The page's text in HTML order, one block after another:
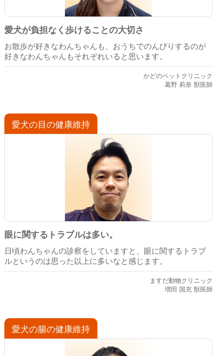
愛犬が負担なく歩けることの大切さ
お散歩が好きなわんちゃんも、おうちでのんびりするのが
好きなわんちゃんもそれぞれいると思います。
かどのペットクリニック
葛野 莉奈 獣医師
愛犬の目の健康維持
眼に関するトラブルは多い。
日頃わんちゃんの診察をしていますと、眼に関するトラブ
ルというのは思った以上に多いなと感じます。
ますだ動物クリニック
増田 国充 獣医師
愛犬の腸の健康維持